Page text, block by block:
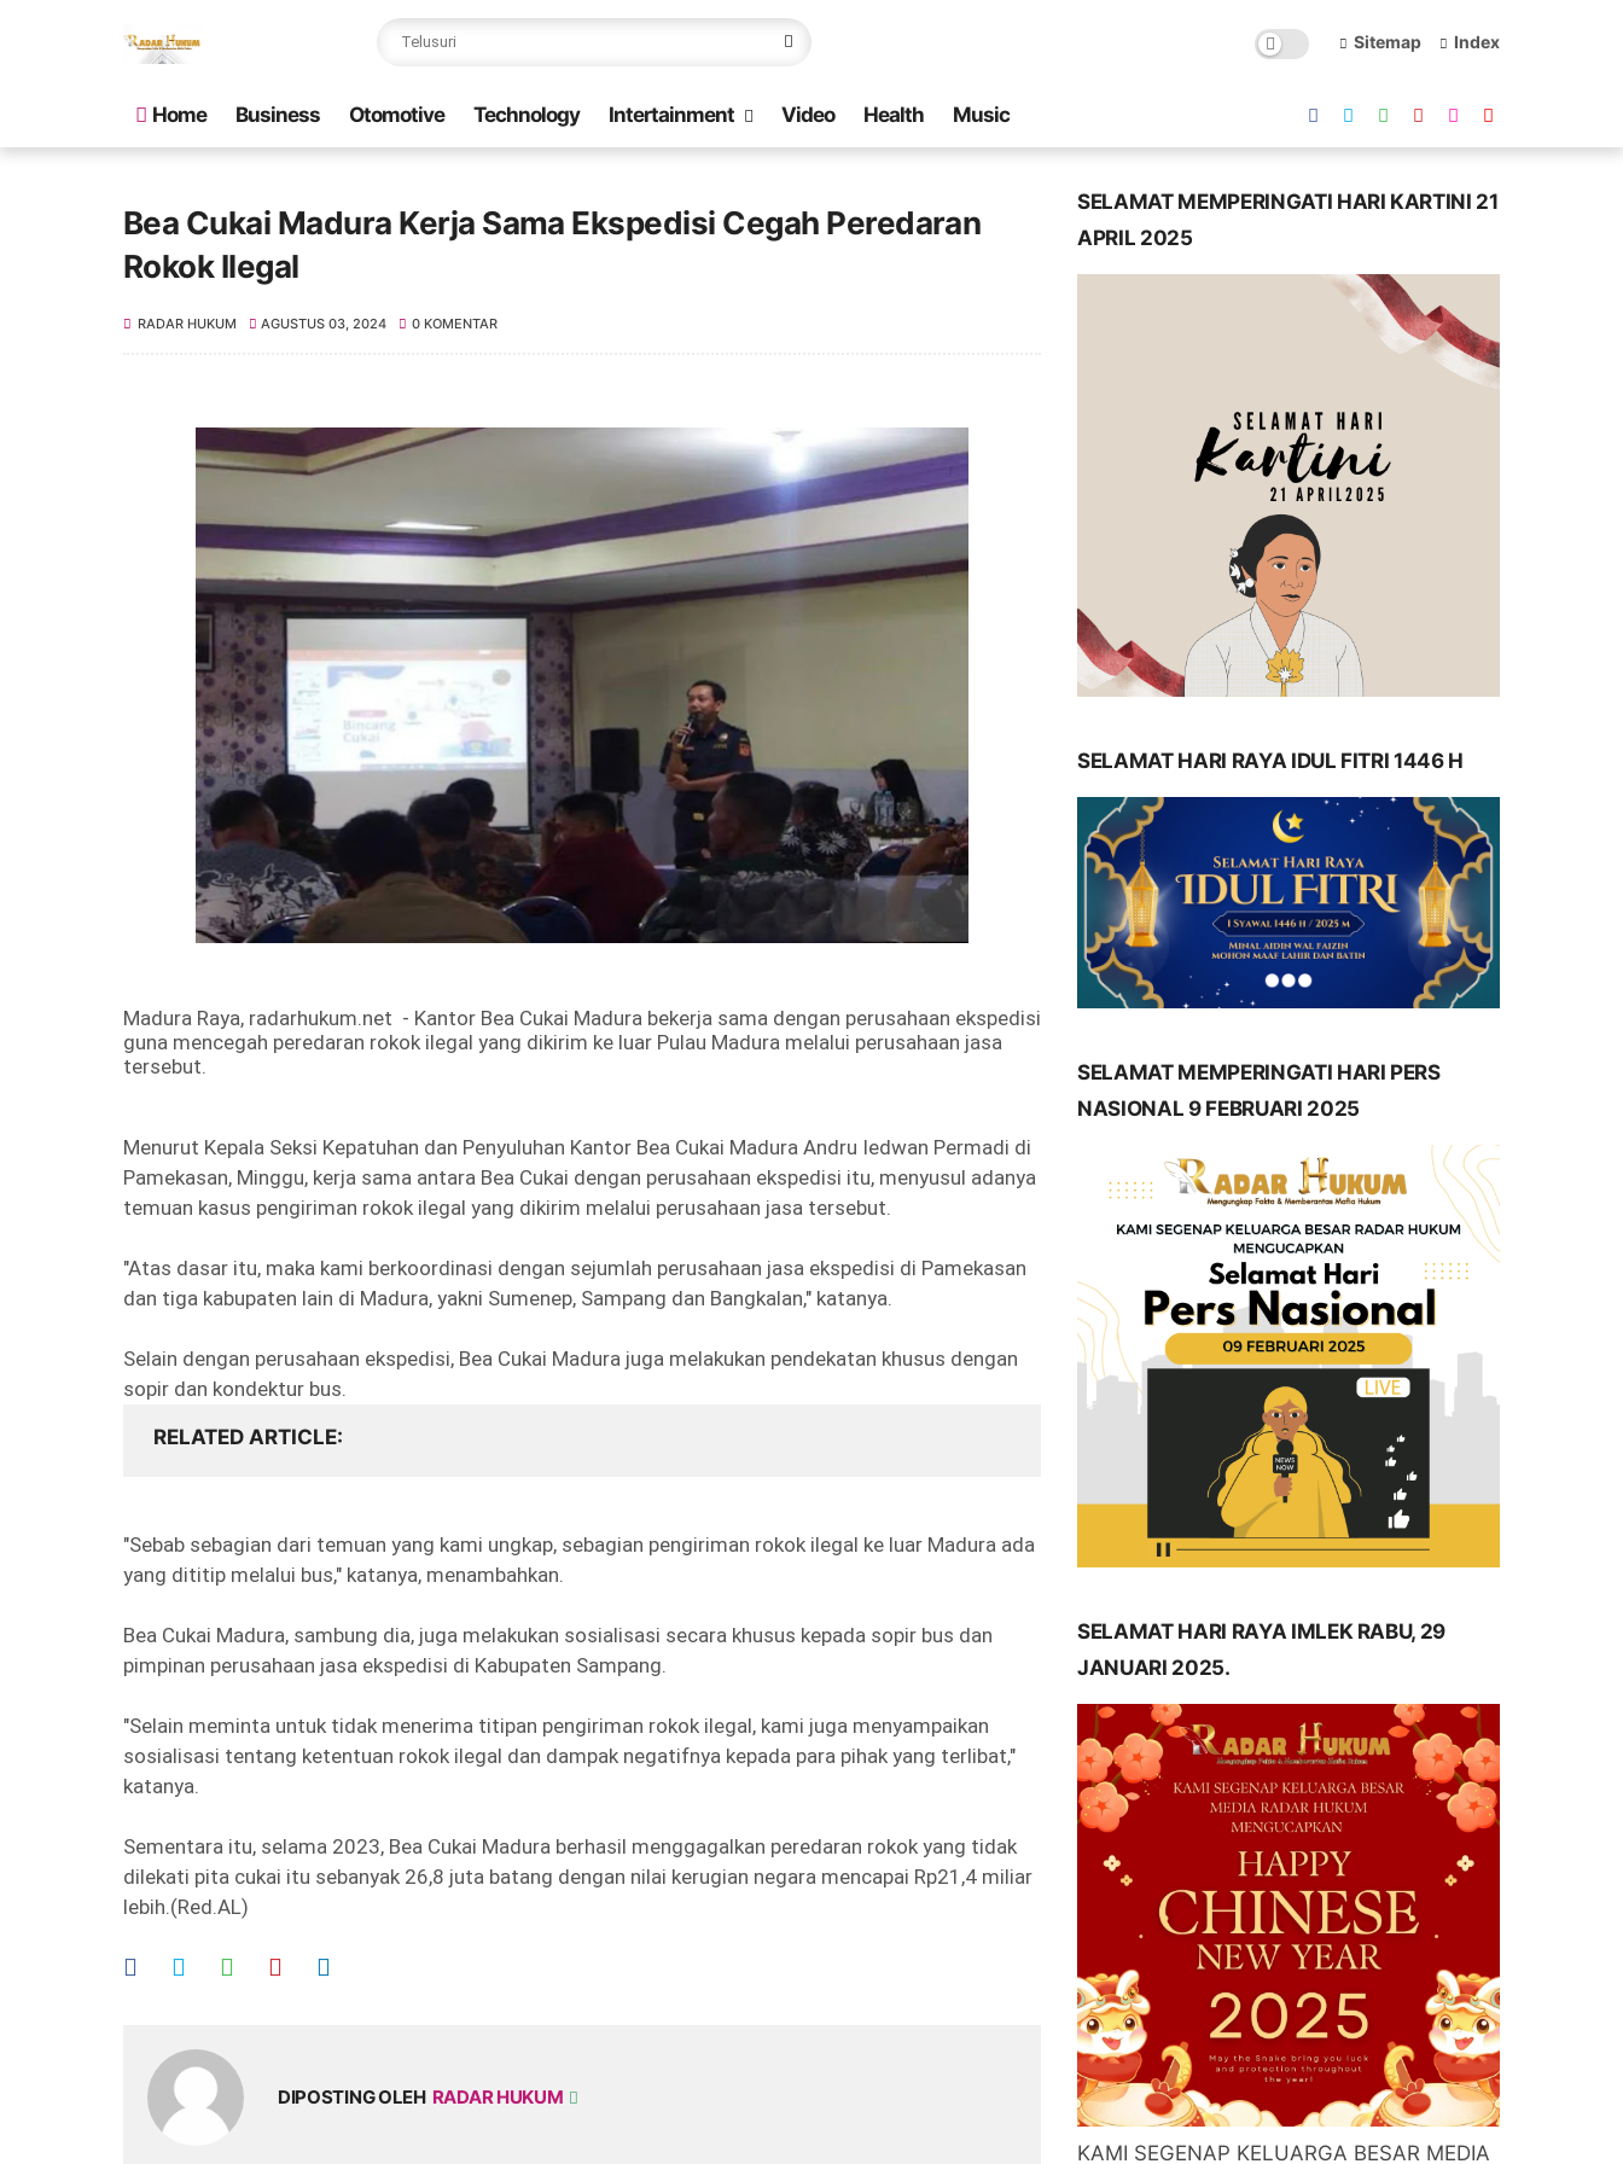
Sitemap Index
Home Business Otomotive Technology Intertainment Video Health Music
Bea Cukai Madura Kerja Sama Ekspedisi Cegah Peredaran
Rokok Ilegal
RADAR HUKUM AGUSTUS 03, 2024 0 KOMENTAR
Madura Raya, radarhukum.net - Kantor Bea Cukai Madura bekerja sama dengan perusahaan ekspedisi
guna mencegah peredaran rokok ilegal yang dikirim ke luar Pulau Madura melalui perusahaan jasa
tersebut.
Menurut Kepala Seksi Kepatuhan dan Penyuluhan Kantor Bea Cukai Madura Andru Iedwan Permadi di
Pamekasan, Minggu, kerja sama antara Bea Cukai dengan perusahaan ekspedisi itu, menyusul adanya
temuan kasus pengiriman rokok ilegal yang dikirim melalui perusahaan jasa tersebut.
"Atas dasar itu, maka kami berkoordinasi dengan sejumlah perusahaan jasa ekspedisi di Pamekasan
dan tiga kabupaten lain di Madura, yakni Sumenep, Sampang dan Bangkalan," katanya.
Selain dengan perusahaan ekspedisi, Bea Cukai Madura juga melakukan pendekatan khusus dengan
sopir dan kondektur bus.
RELATED ARTICLE
"Sebab sebagian dari temuan yang kami ungkap, sebagian pengiriman rokok ilegal ke luar Madura ada
yang dititip melalui bus," katanya, menambahkan.
Bea Cukai Madura, sambung dia, juga melakukan sosialisasi secara khusus kepada sopir bus dan
pimpinan perusahaan jasa ekspedisi di Kabupaten Sampang.
"Selain meminta untuk tidak menerima titipan pengiriman rokok ilegal, kami juga menyampaikan
sosialisasi tentang ketentuan rokok ilegal dan dampak negatifnya kepada para pihak yang terlibat,"
katanya.
Sementara itu, selama 2023, Bea Cukai Madura berhasil menggagalkan peredaran rokok yang tidak
dilekati pita cukai itu sebanyak 26,8 juta batang dengan nilai kerugian negara mencapai Rp21,4 miliar
lebih.(Red.AL)
DIPOSTING OLEH RADAR HUKUM
SELAMAT MEMPERINGATI HARI KARTINI 21
APRIL 2025
SELAMAT HARI RAYA IDUL FITRI 1446 H
SELAMAT MEMPERINGATI HARI PERS
NASIONAL 9 FEBRUARI 2025
SELAMAT HARI RAYA IMLEK RABU, 29
JANUARI 2025.
KAMI SEGENAP KELUARGA BESAR MEDIA